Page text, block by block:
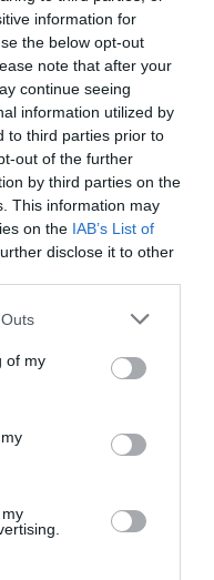
information for
the below opt-out
note that after your
continue seeing
information utilized by
to third parties prior to
out of the further
by third parties on the
This information may
on the IAB’s List of
disclose it to other
one or more Google
You may click to
its third-party tags to
in below Google
of my
eperrel. Végül a
durvára vágott
vajat használunk,
Elég csak a
a croissantokat.
Pinterest